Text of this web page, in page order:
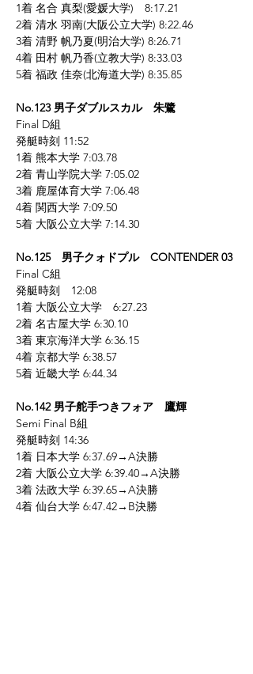
1着 名合 真梨(愛媛大学)　8:17.21
2着 清水 羽南(大阪公立大学) 8:22.46
3着 清野 帆乃夏(明治大学) 8:26.71
4着 田村 帆乃香(立教大学) 8:33.03
5着 福政 佳奈(北海道大学) 8:35.85
No.123 男子ダブルスカル　朱鷺
Final D組
発艇時刻 11:52
1着 熊本大学 7:03.78
2着 青山学院大学 7:05.02
3着 鹿屋体育大学 7:06.48
4着 関西大学 7:09.50
5着 大阪公立大学 7:14.30
No.125　男子クォドプル　CONTENDER 03
Final C組
発艇時刻　12:08
1着 大阪公立大学　6:27.23
2着 名古屋大学 6:30.10
3着 東京海洋大学 6:36.15
4着 京都大学 6:38.57
5着 近畿大学 6:44.34
No.142 男子舵手つきフォア　鷹輝
Semi Final B組
発艇時刻 14:36
1着 日本大学 6:37.69→A決勝
2着 大阪公立大学 6:39.40→A決勝
3着 法政大学 6:39.65→A決勝
4着 仙台大学 6:47.42→B決勝